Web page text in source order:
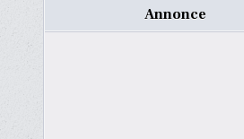
Annonce